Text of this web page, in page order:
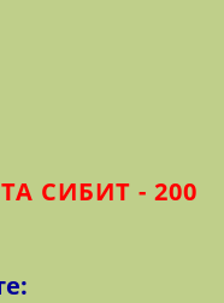
СИБИТ - 200